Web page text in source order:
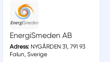
EnergiSmeden AB
Adress:NYGÅRDEN 31, 791 93
Falun, Sverige